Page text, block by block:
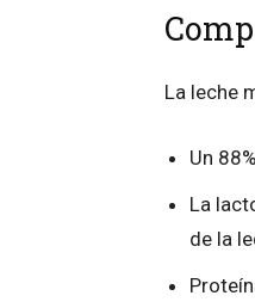
La leche
Un
La
de la